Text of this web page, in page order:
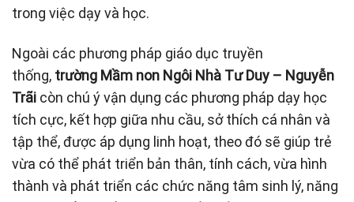
trong việc dạy và học.
Ngoài các phương pháp giáo dục truyền
thống, trường Mầm non Ngôi Nhà Tư Duy – Nguyễn
Trãi còn chú ý vận dụng các phương pháp dạy học
tích cực, kết hợp giữa nhu cầu, sở thích cá nhân và
tập thể, được áp dụng linh hoạt, theo đó sẽ giúp trẻ
vừa có thể phát triển bản thân, tính cách, vừa hình
thành và phát triển các chức năng tâm sinh lý, năng